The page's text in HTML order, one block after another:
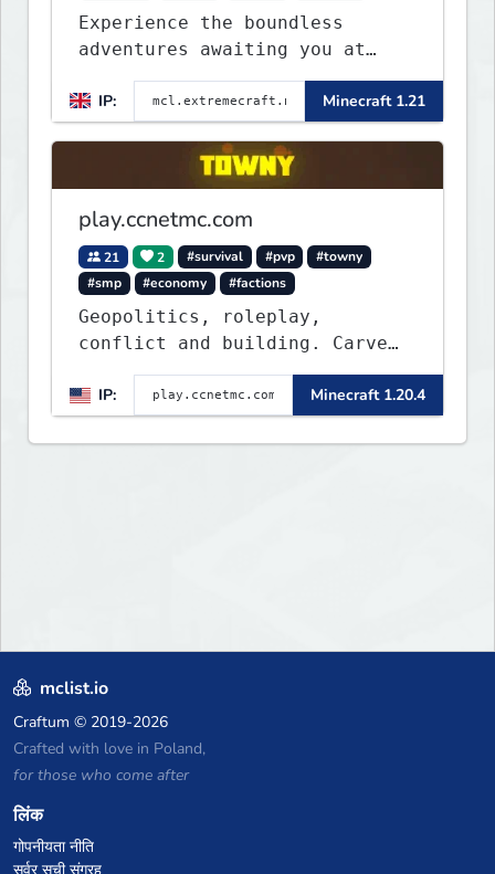
Experience the boundless
adventures awaiting you at
journey through a plethora of
exhilarating game modes,
blending both timeless
classics and innovative new
experiences seamlessly.
IP: Minecraft 1.21
play.ccnetmc.com
21 2 #survival #pvp
#towny
#smp
#economy #factions
Geopolitics, roleplay,
conflict and building. Carve
out your own story on a 1:1000
map of Earth using tanks,
warships, guns and more.
Express your creative side by
IP: Minecraft 1.20.4
mclist.io
Craftum © 2019-2026
Crafted with love in Poland,
for those who come after
लिंक
गोपनीयता नीति